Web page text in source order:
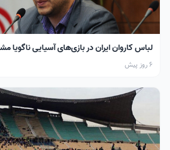
لباس کاروان ایران در بازی‌های آسیایی
6 روز پیش